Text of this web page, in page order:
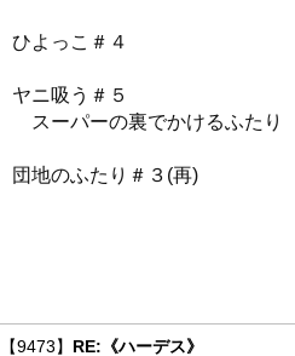
ひよっこ＃４
ヤニ吸う＃５
スーパーの裏でかけるふたり
団地のふたり＃３(再)
【9473】 RE:《ハーデス》